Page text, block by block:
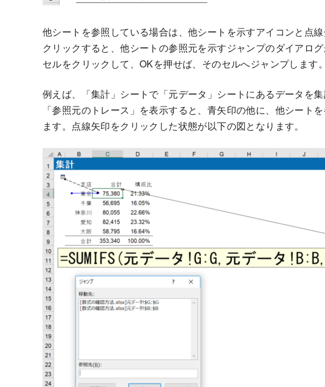
他シートを参照している場合は、他シートを示すアイコンと点
クリックすると、他シートの参照元を示すジャンプのダイアロ
セルをクリックして、OKを押せば、そのセルへジャンプします。
例えば、「集計」シートで「元データ」シートにあるデータを
「参照元のトレース」を表示すると、青矢印の他に、他シート
ます。点線矢印をクリックした状態が以下の図となります。